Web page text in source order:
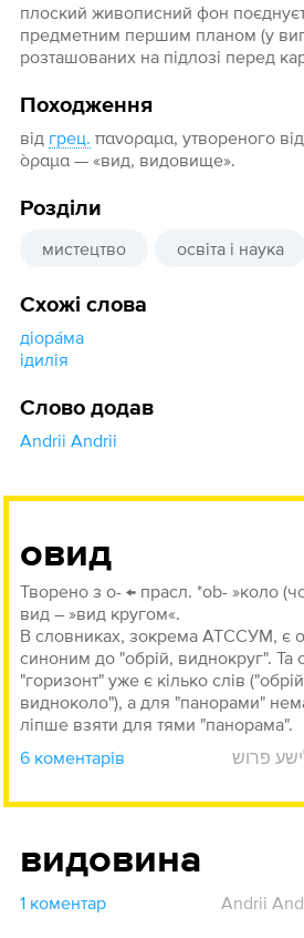
плоский живописний фон
предметним першим планом (у
розташованих на підлозі перед
Походження
від грец. πανοραμα, утвореного
òραμα — «вид, видовище».
Розділи
мистецтво освіта і наука
Схожі слова
діора́ма
ідилія
Слово додав
Andrii Andrii
овид
Творено з о- ← прасл. *ob- »коло
вид ― »вид кругом«.
В словниках, зокрема АТССУМ, є
синоним до "обрій, виднокруг". Та
"горизонт" уже є кілько слів
видноколо"), а для "панорами"
ліпше взяти для тями "панорама".
6 коментарів
פרוש
видовина
1 коментар Andrii